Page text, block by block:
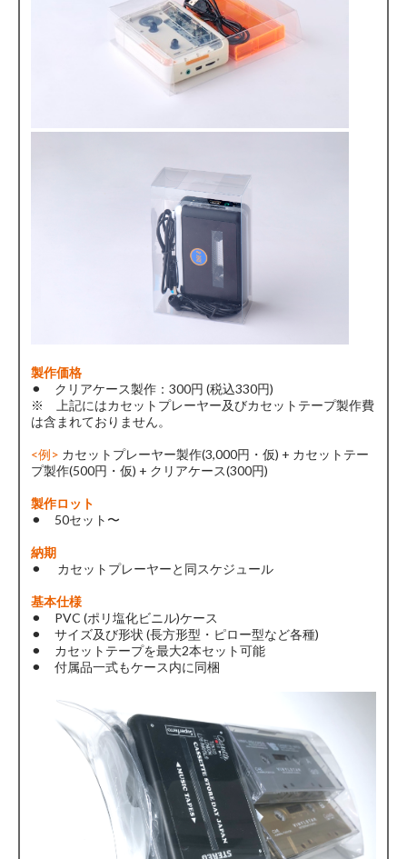
製作価格
⚫︎ クリアケース製作：300円 (税込330円)
※ 上記にはカセットプレーヤー及びカセットテープ製作費
は含まれておりません。
<例> カセットプレーヤー製作(3,000円・仮) + カセットテー
プ製作(500円・仮) + クリアケース(300円)
製作ロット
⚫︎ 50セット〜
納期
⚫︎ カセットプレーヤーと同スケジュール
基本仕様
⚫︎ PVC (ポリ塩化ビニル)ケース
⚫︎ サイズ及び形状 (長方形型・ピロー型など各種)
⚫︎ カセットテープを最大2本セット可能
⚫︎ 付属品一式もケース内に同梱